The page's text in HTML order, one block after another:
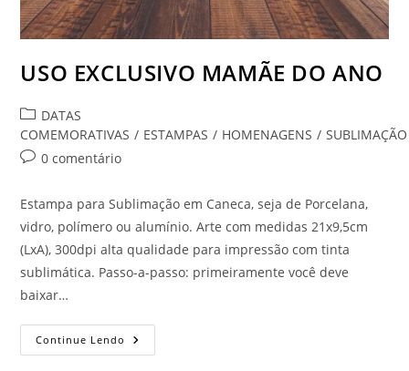
USO EXCLUSIVO MAMÃE DO ANO
Categoria
do
post:
DATAS
COMEMORATIVAS / ESTAMPAS / HOMENAGENS / SUBLIMAÇÃO
Comentários
post:
0 comentário
Estampa para Sublimação em Caneca, seja de Porcelana,
vidro, polímero ou alumínio. Arte com medidas 21x9,5cm
(LxA), 300dpi alta qualidade para impressão com tinta
sublimática. Passo-a-passo: primeiramente você deve
baixar…
Continue Lendo USO
EXCLUSIVO